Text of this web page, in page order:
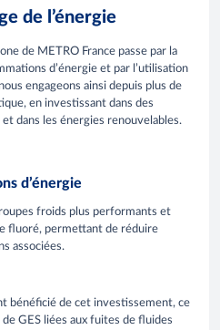
de l’énergie
de METRO France passe par la
d’énergie et par l’utilisation
engageons ainsi depuis plus de
en investissant dans des
dans les énergies renouvelables.
d’énergie
froids plus performants et
fluoré, permettant de réduire
associées.
bénéficié de cet investissement, ce
GES liées aux fuites de fluides